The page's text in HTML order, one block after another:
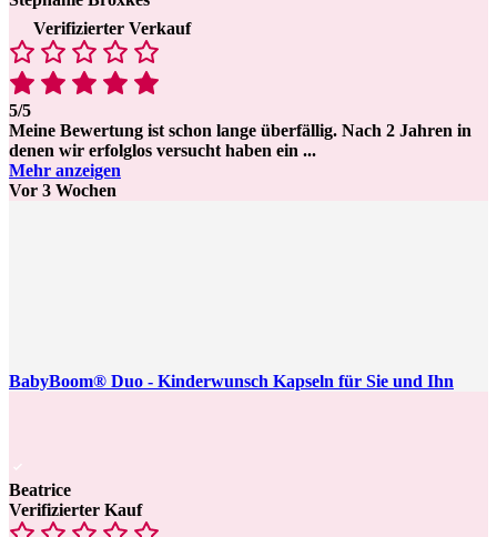
Verifizierter Verkauf
5/5
Meine Bewertung ist schon lange überfällig. Nach 2 Jahren in
denen wir erfolglos versucht haben ein ...
Mehr anzeigen
Vor 3 Wochen
BabyBoom® Duo - Kinderwunsch Kapseln für Sie und Ihn
Beatrice
Verifizierter Kauf